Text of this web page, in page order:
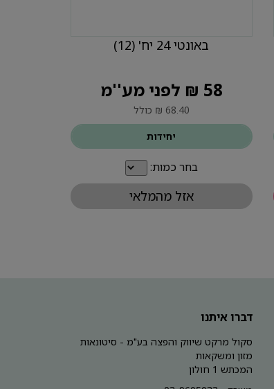
באונטי 24 יח' (12)
58 ₪ לפני מע''מ
68.40 ₪ כולל
יחידות
בחר כמות:
אזל מהמלאי
דברו איתנו
סקול מרקט שיווק והפצה בע"מ - סיטונאות
מזון ומשקאות
המכתש 1 חולון